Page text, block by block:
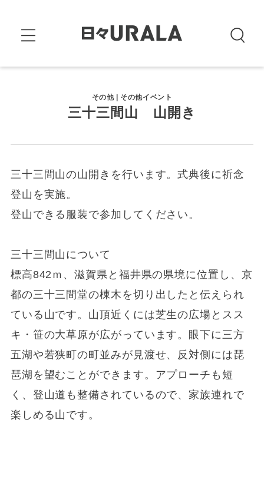
その他 | その他イベント
三十三間山 山開き
三十三間山の山開きを行います。式典後に祈念
登山を実施。
登山できる服装で参加してください。
三十三間山について
標高842ｍ、滋賀県と福井県の県境に位置し、京
都の三十三間堂の棟木を切り出したと伝えられ
ている山です。山頂近くには芝生の広場とスス
キ・笹の大草原が広がっています。眼下に三方
五湖や若狭町の町並みが見渡せ、反対側には琵
琶湖を望むことができます。アプローチも短
く、登山道も整備されているので、家族連れで
楽しめる山です。